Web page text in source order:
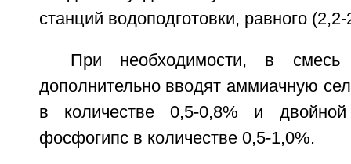
станций водоподготовки, равного
При необходимости, в
дополнительно вводят аммиачную
в количестве 0,5-0,8% и
фосфогипс в количестве 0,5-1,0%.